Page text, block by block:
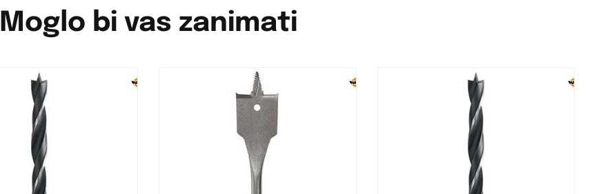
Moglo bi vas zanimati